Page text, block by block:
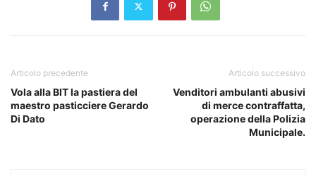
Articolo precedente
Vola alla BIT la pastiera del
maestro pasticciere Gerardo
Di Dato
Articolo successivo
Venditori ambulanti abusivi
di merce contraffatta,
operazione della Polizia
Municipale.